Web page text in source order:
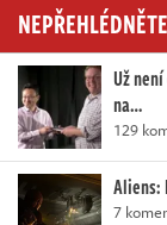
NEPŘEHLÉDNĚTE
Už
na…
129
Aliens:
7